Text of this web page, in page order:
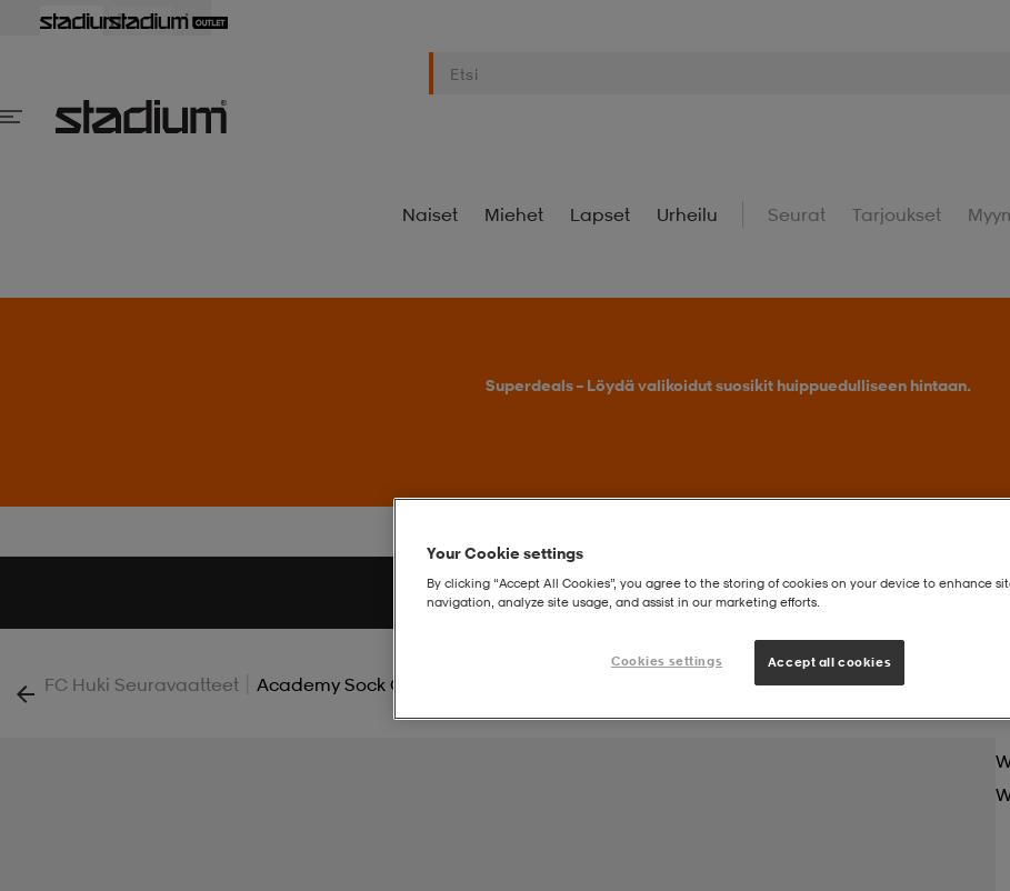
Naiset Miehet Lapset Urheilu Seurat Tarjoukset
Superdeals – Löydä valikoidut suosikit huippuedulliseen hintaan.
Joukkueen tuote:
FC Huki Seuravaatteet
FC Huki Seuravaatteet | Academy Sock Otc
Your Cookie settings
By clicking “Accept All Cookies”, you agree to the storing of cookies on your device to enhance
navigation, analyze site usage, and assist in our marketing efforts.
Cookies settings Accept all cookies